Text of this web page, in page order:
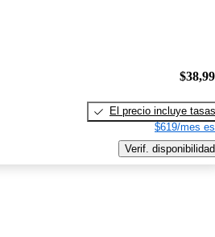
El precio incluye tasas
$619/mes
Verif. disponibilidad